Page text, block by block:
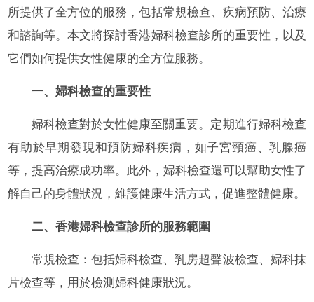
所提供了全方位的服務，包括常規檢查、疾病預防、治療
和諮詢等。本文將探討香港婦科檢查診所的重要性，以及
它們如何提供女性健康的全方位服務。
一、婦科檢查的重要性
婦科檢查對於女性健康至關重要。定期進行婦科檢查
有助於早期發現和預防婦科疾病，如子宮頸癌、乳腺癌
等，提高治療成功率。此外，婦科檢查還可以幫助女性了
解自己的身體狀況，維護健康生活方式，促進整體健康。
二、香港婦科檢查診所的服務範圍
常規檢查：包括婦科檢查、乳房超聲波檢查、婦科抹
片檢查等，用於檢測婦科健康狀況。